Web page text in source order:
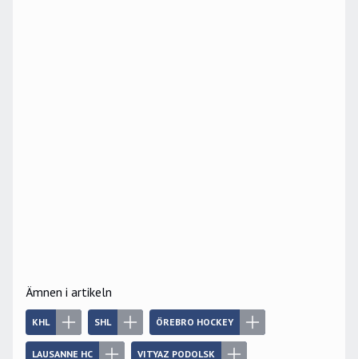
Ämnen i artikeln
KHL SHL ÖREBRO HOCKEY
LAUSANNE HC VITYAZ PODOLSK